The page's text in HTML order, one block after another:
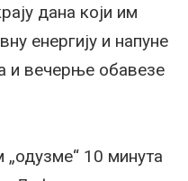
дана који им
енергију и напуне
и вечерње обавезе
10 минута